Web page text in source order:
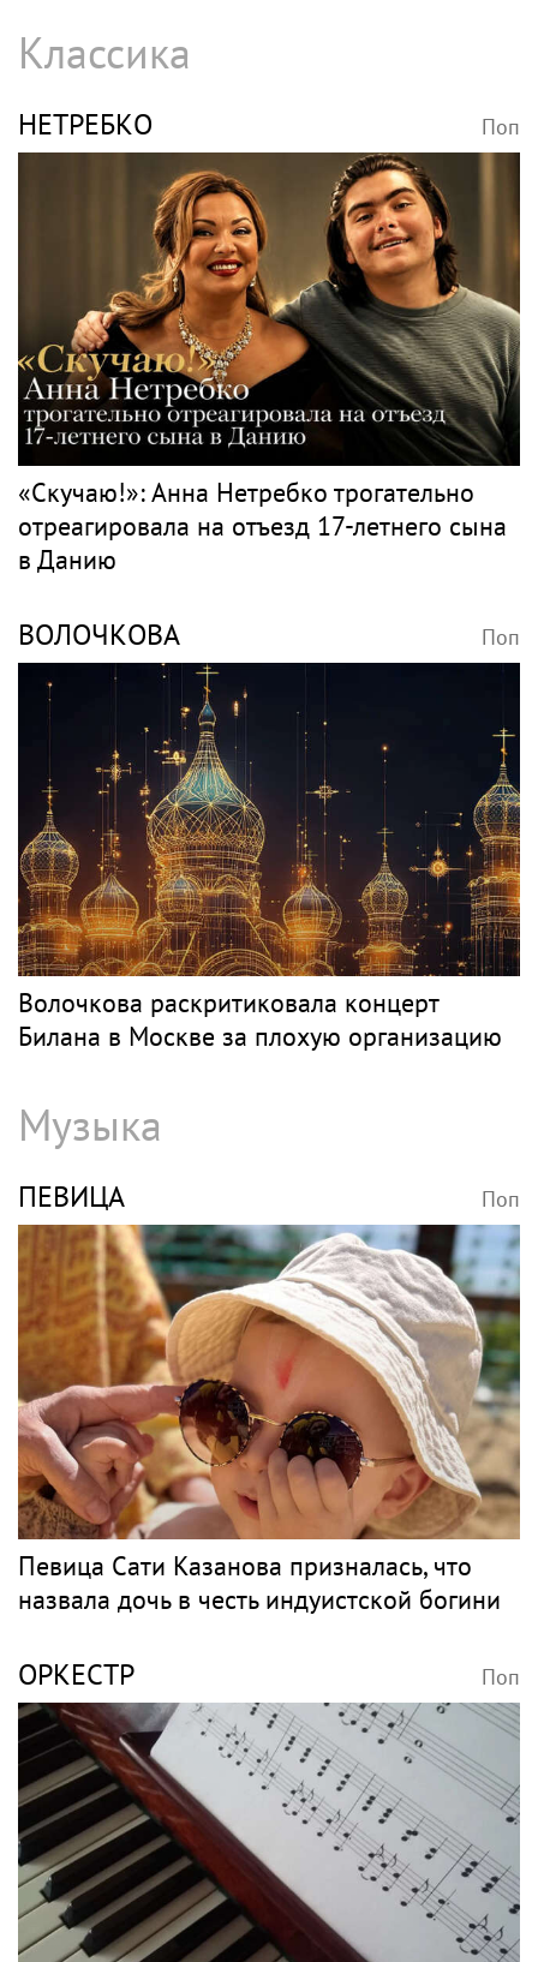
Классика
НЕТРЕБКО Поп
«Скучаю!»: Анна Нетребко трогательно
отреагировала на отъезд 17-летнего сына
в Данию
ВОЛОЧКОВА Поп
Волочкова раскритиковала концерт
Билана в Москве за плохую организацию
Музыка
ПЕВИЦА Поп
Певица Сати Казанова призналась, что
назвала дочь в честь индуистской богини
ОРКЕСТР Поп